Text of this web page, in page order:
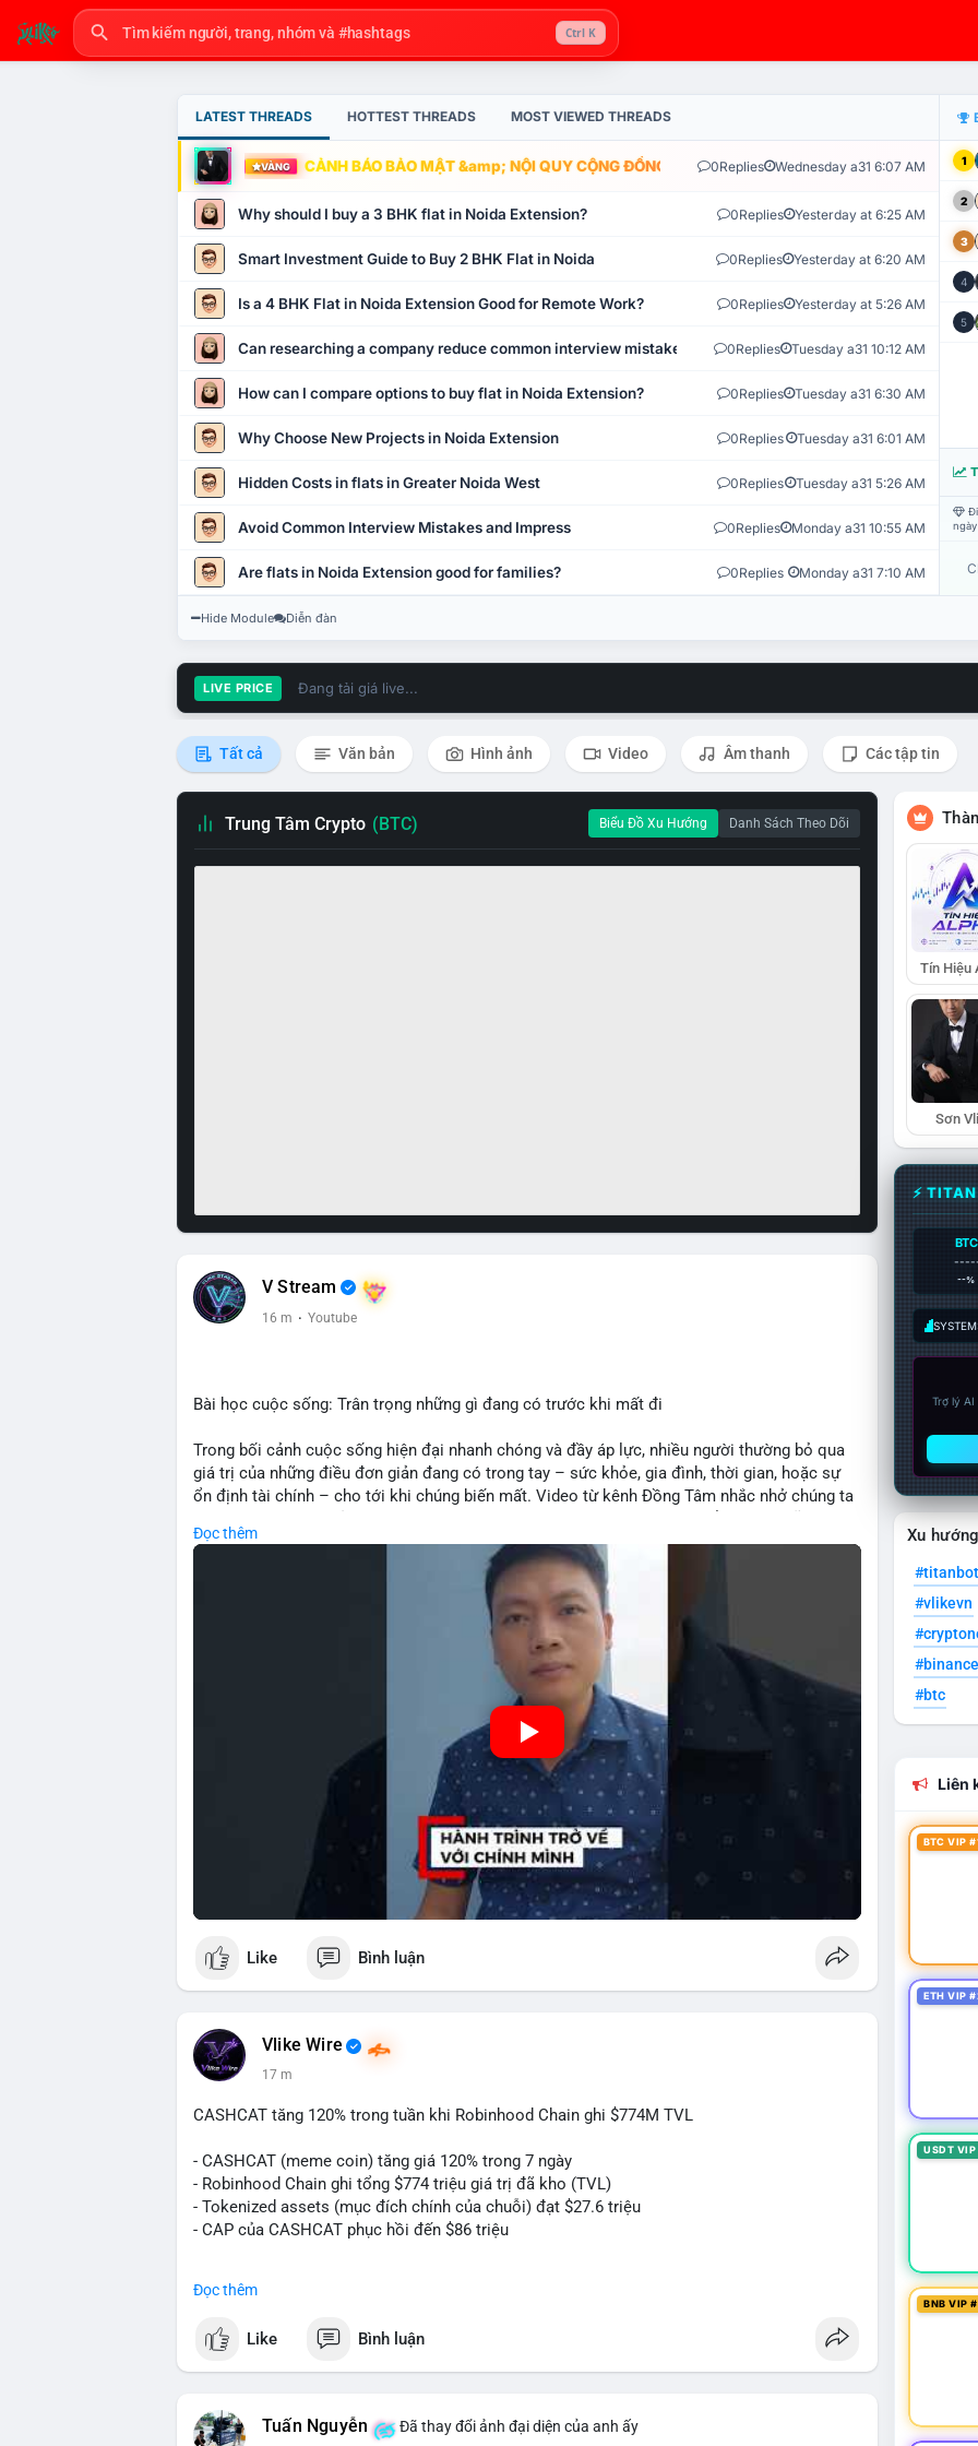
Ctrl K
LATEST THREADS HOTTEST THREADS MOST VIEWED THREADS
VÀNG CẢNH BÁO BẢO MẬT &amp; NỘI QUY CỘNG ĐỒNG VLIKE.VN: HỆ THỐNG GIÁM SÁT TỰ
0Replies Wednesday a31 6:07 AM
Why should I buy a 3 BHK flat in Noida Extension? 0Replies Yesterday at 6:25 AM
Smart Investment Guide to Buy 2 BHK Flat in Noida 0Replies Yesterday at 6:20 AM
Is a 4 BHK Flat in Noida Extension Good for Remote Work? 0Replies Yesterday at 5:26 AM
Can researching a company reduce common interview mistakes? 0Replies Tuesday a31 10:12 AM
How can I compare options to buy flat in Noida Extension? 0Replies Tuesday a31 6:30 AM
Why Choose New Projects in Noida Extension 0Replies Tuesday a31 6:01 AM
Hidden Costs in flats in Greater Noida West 0Replies Tuesday a31 5:26 AM
Avoid Common Interview Mistakes and Impress 0Replies Monday a31 10:55 AM
Are flats in Noida Extension good for families? 0Replies Monday a31 7:10 AM
1
2
3
4
5
Hide Module Diễn đàn
LIVE PRICE Đang tải giá live...
Tất cả Văn bản Hình ảnh Video Âm thanh Các tập tin
Trung Tâm Crypto (BTC) Biểu Đồ Xu Hướng Danh Sách Theo Dõi
V Stream
16 m · Youtube
Bài học cuộc sống: Trân trọng những gì đang có trước khi mất đi
Trong bối cảnh cuộc sống hiện đại nhanh chóng và đầy áp lực, nhiều người thường bỏ qua
giá trị của những điều đơn giản đang có trong tay – sức khỏe, gia đình, thời gian, hoặc sự
ổn định tài chính – cho tới khi chúng biến mất. Video từ kênh Đồng Tâm nhắc nhở chúng ta
quyết định đầu tư: thay vì chạy theo lợi nhuận ngắn hạn hoặc xu hướng bùng nổ, nhà đầu tư
thông minh biết trân trọng và bảo toàn tài sản hiện có, tránh rủi ro không cần thiết qua sự
Đọc thêm
Like Bình luận
Vlike Wire
17 m
CASHCAT tăng 120% trong tuần khi Robinhood Chain ghi $774M TVL
- CASHCAT (meme coin) tăng giá 120% trong 7 ngày
- Robinhood Chain ghi tổng $774 triệu giá trị đã kho (TVL)
- Tokenized assets (mục đích chính của chuỗi) đạt $27.6 triệu
- CAP của CASHCAT phục hồi đến $86 triệu
#vlikevn #titanbot
📰 Nguồn: CoinDesk
Đọc thêm
Like Bình luận
Tuấn Nguyễn Đã thay đổi ảnh đại diện của anh ấy
Tín Hiệu
Sơn
⚡
BTC
--%
Trợ lý
Xu
#titanbot
#vlikevn
#btc
Liên
BTC VIP
ETH VIP
USDT
BNB VIP